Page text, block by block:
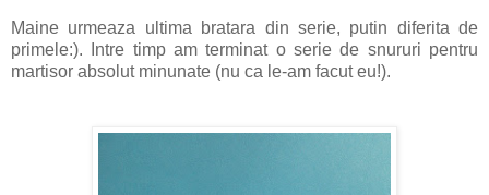
Maine urmeaza ultima bratara din serie, putin diferita de
primele:). Intre timp am terminat o serie de snururi pentru
martisor absolut minunate (nu ca le-am facut eu!).